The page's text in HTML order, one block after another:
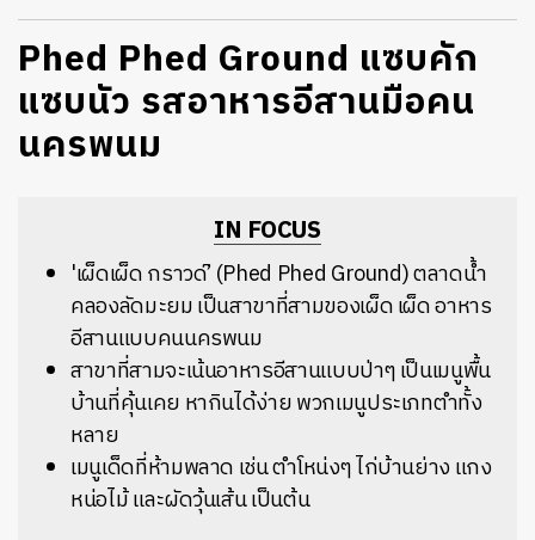
Phed Phed Ground แซบคัก
แซบนัว รสอาหารอีสานมือคน
นครพนม
IN FOCUS
'เผ็ดเผ็ด กราวด์’ (Phed Phed Ground) ตลาดน้ำ
คลองลัดมะยม เป็นสาขาที่สามของเผ็ด เผ็ด อาหาร
อีสานแบบคนนครพนม
สาขาที่สามจะเน้นอาหารอีสานแบบป่าๆ เป็นเมนูพื้น
บ้านที่คุ้นเคย หากินได้ง่าย พวกเมนูประเภทตำทั้ง
หลาย
เมนูเด็ดที่ห้ามพลาด เช่น ตำโหน่งๆ ไก่บ้านย่าง แกง
หน่อไม้ และผัดวุ้นเส้น เป็นต้น